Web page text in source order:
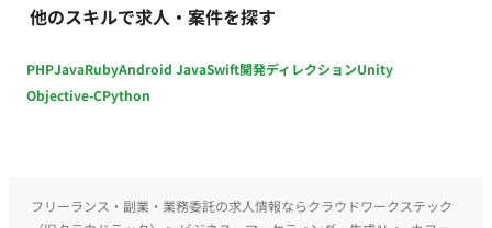
他のスキルで求人・案件を探す
PHPJavaRubyAndroid JavaSwift開発ディレクションUnity
Objective-CPython
フリーランス・副業・業務委託の求人情報ならクラウドワークステック